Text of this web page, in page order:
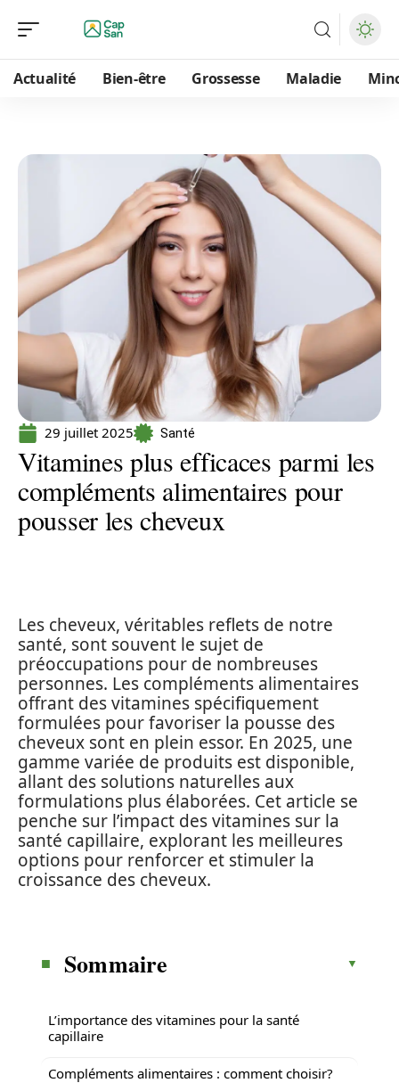
Actualité Bien-être Grossesse Maladie
29 juillet 2025 Santé
Vitamines plus efficaces parmi les
compléments alimentaires pour
pousser les cheveux
Les cheveux, véritables reflets de notre
santé, sont souvent le sujet de
préoccupations pour de nombreuses
personnes. Les compléments alimentaires
offrant des vitamines spécifiquement
formulées pour favoriser la pousse des
cheveux sont en plein essor. En 2025, une
gamme variée de produits est disponible,
allant des solutions naturelles aux
formulations plus élaborées. Cet article se
penche sur l’impact des vitamines sur la
santé capillaire, explorant les meilleures
options pour renforcer et stimuler la
croissance des cheveux.
Sommaire
L’importance des vitamines pour la santé
capillaire
Compléments alimentaires : comment choisir?